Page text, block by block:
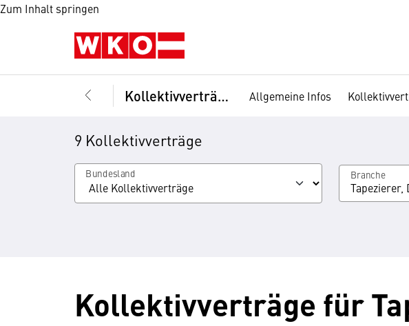
Zum Inhalt springen
Kollektivverträge Allgemeine Infos
9 Kollektivverträge
Bundesland Branche
Tapezierer,
Kollektivverträge für